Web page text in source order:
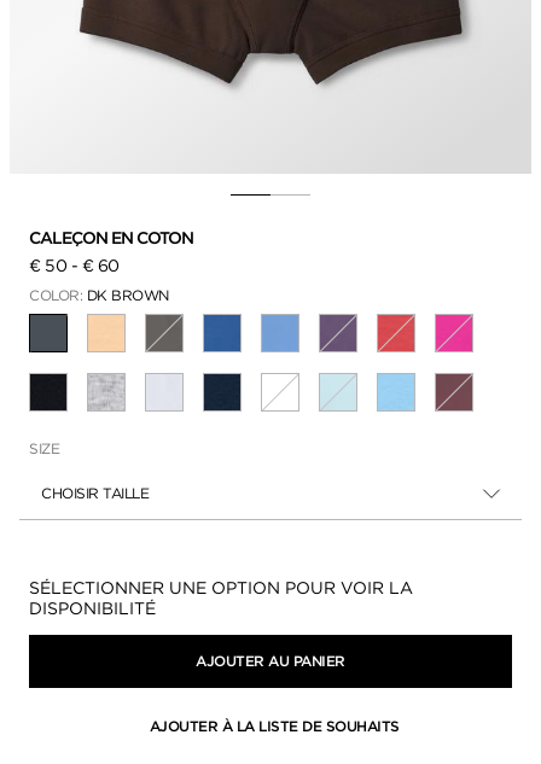
CALEÇON EN COTON
€ 50 - € 60
COLOR: DK BROWN
SIZE
CHOISIR TAILLE
Disponibilité:
SÉLECTIONNER UNE OPTION POUR VOIR LA
DISPONIBILITÉ
AJOUTER AU PANIER
AJOUTER À LA LISTE DE SOUHAITS